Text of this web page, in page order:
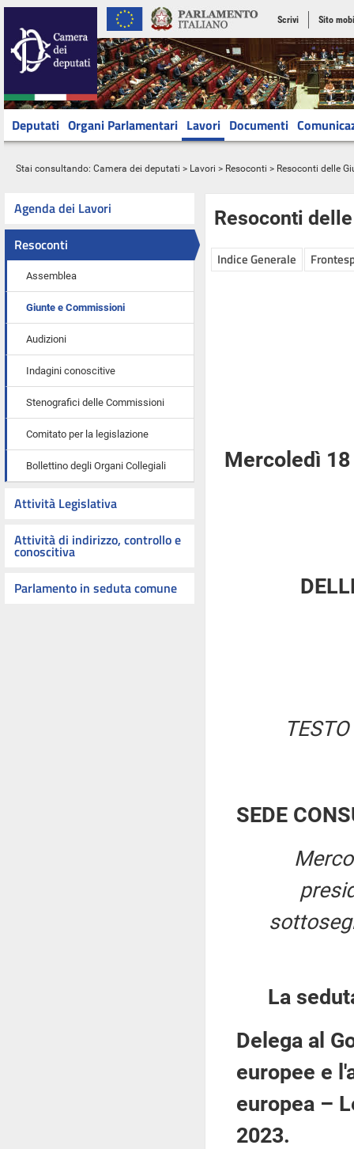
Scrivi Sito
Deputati Organi Parlamentari Lavori Documenti
Stai consultando: Camera dei deputati > Lavori > Resoconti > Resoconti delle
Agenda dei Lavori
Resoconti
Assemblea
Giunte e Commissioni
Audizioni
Indagini conoscitive
Stenografici delle Commissioni
Comitato per la legislazione
Bollettino degli Organi Collegiali
Attività Legislativa
Attività di indirizzo, controllo e
conoscitiva
Parlamento in seduta comune
Resoconti
Indice Generale
Mercoledì
SEDE
La
Delega al
europee e
europea –
2023.